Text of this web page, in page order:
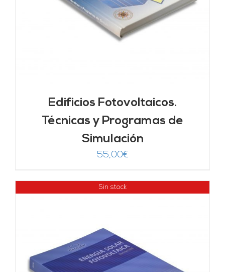
Edificios Fotovoltaicos.
Técnicas y Programas de
Simulación
55,00€
Sin stock